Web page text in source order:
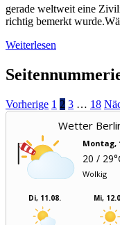
gerade weltweit eine
richtig bemerkt
Weiterlesen
Vorherige 1 2 3 … 18
Wetter
Montag,
20 /
Wolkig
Di, 11.08. Mi,